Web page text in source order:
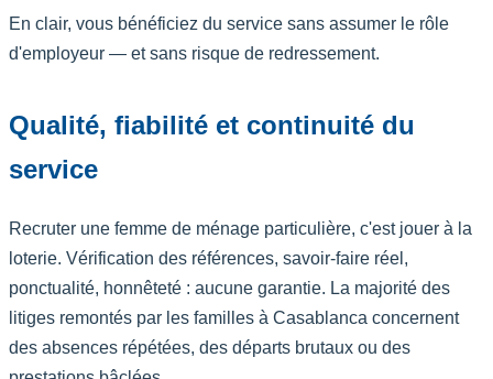
En clair, vous bénéficiez du service sans assumer le rôle
d'employeur — et sans risque de redressement.
Qualité, fiabilité et continuité du
service
Recruter une femme de ménage particulière, c'est jouer à la
loterie. Vérification des références, savoir-faire réel,
ponctualité, honnêteté : aucune garantie. La majorité des
litiges remontés par les familles à Casablanca concernent
des absences répétées, des départs brutaux ou des